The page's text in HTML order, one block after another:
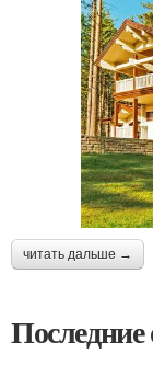
читать дальше →
Последние